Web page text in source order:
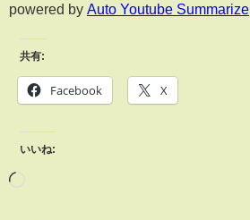
powered by Auto Youtube Summarize
共有:
Facebook X
いいね: